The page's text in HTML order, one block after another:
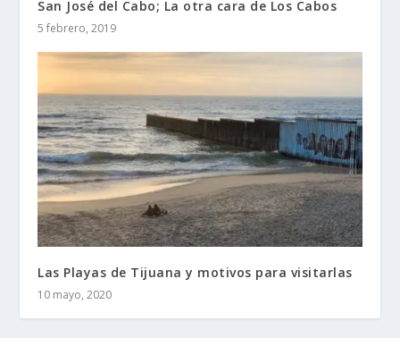
San José del Cabo; La otra cara de Los Cabos
5 febrero, 2019
Las Playas de Tijuana y motivos para visitarlas
10 mayo, 2020